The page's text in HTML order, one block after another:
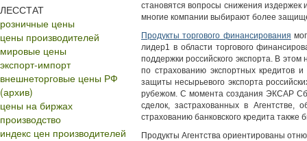
ЛЕССТАТ
розничные цены
цены производителей
мировые цены
экспорт-импорт
внешнеторговые цены РФ
(архив)
цены на биржах
производство
индекс цен производителей
становятся вопросы снижения издержек
многие компании выбирают более
Продукты торгового финансирования
лидер1 в области торгового
поддержки российского экспорта. В
по страхованию экспортных кредитов
защиты несырьевого экспорта
рубежом. С момента создания ЭКСАР
сделок, застрахованных в
страхованию банковского кредита
Продукты Агентства ориентированы